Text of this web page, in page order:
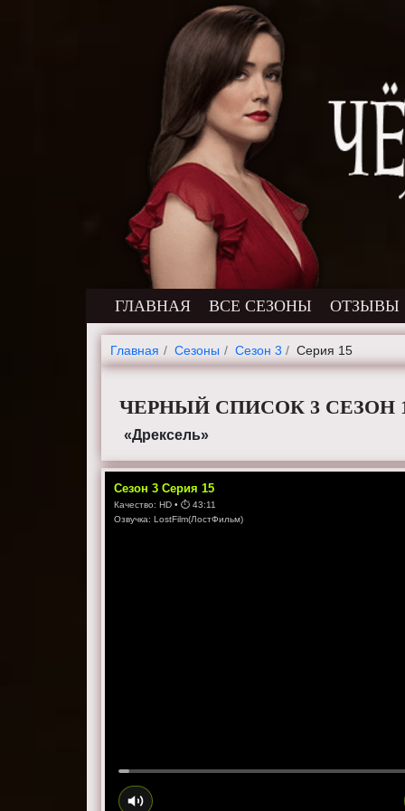
ГЛАВНАЯ ВСЕ СЕЗОНЫ ОТЗЫВЫ
Главная Cезоны Сезон 3 Серия 15
ЧЕРНЫЙ СПИСОК 3 СЕЗОН
«Дрексель»
Сезон3 Серия15
Качество:HD • ⏱43:11
Озвучка:LostFilm(ЛостФильм)